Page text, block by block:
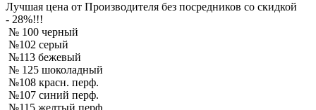
Лучшая цена от Производителя без посредников со скидкой
- 28%!!!
№ 100 черный
№102 серый
№113 бежевый
№ 125 шоколадный
№108 красн. перф.
№107 синий перф.